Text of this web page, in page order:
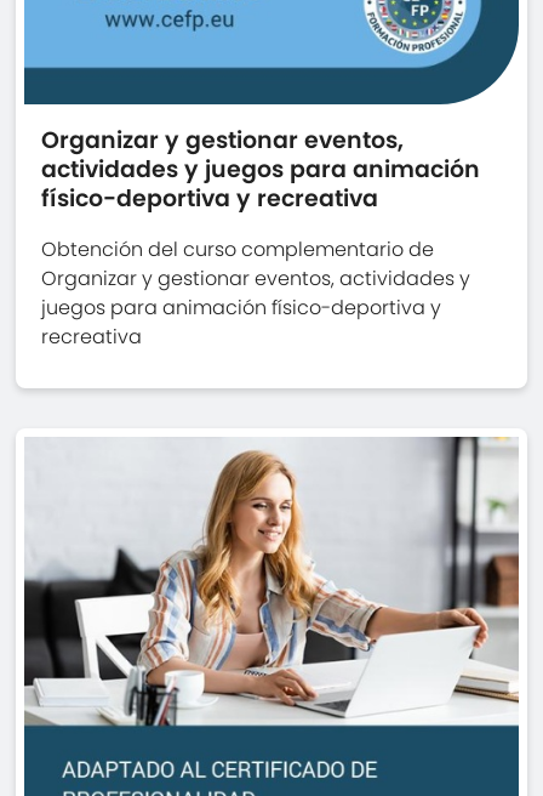
Organizar y gestionar eventos,
actividades y juegos para animación
físico-deportiva y recreativa
Obtención del curso complementario de
Organizar y gestionar eventos, actividades y
juegos para animación físico-deportiva y
recreativa